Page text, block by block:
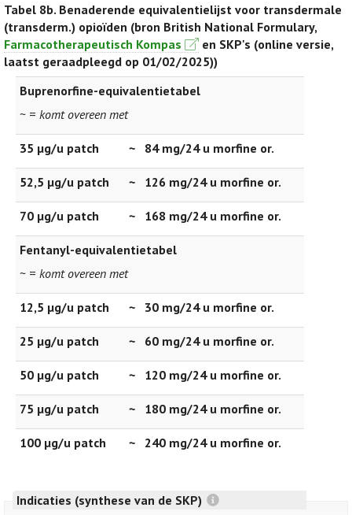
Tabel 8b. Benaderende equivalentielijst voor transdermale
(transderm.) opioïden (bron British National Formulary,
Farmacotherapeutisch Kompas
en SKP's (online versie,
laatst geraadpleegd op 01/02/2025))
Buprenorfine-equivalentietabel
~ = komt overeen met
35 µg/u patch ~ 84 mg/24 u morfine or.
52,5 µg/u patch ~ 126 mg/24 u morfine or.
70 µg/u patch ~ 168 mg/24 u morfine or.
Fentanyl-equivalentietabel
~ = komt overeen met
12,5 µg/u patch ~ 30 mg/24 u morfine or.
25 µg/u patch ~ 60 mg/24 u morfine or.
50 µg/u patch ~ 120 mg/24 u morfine or.
75 µg/u patch ~ 180 mg/24 u morfine or.
100 µg/u patch ~ 240 mg/24 u morfine or.
Indicaties (synthese van de SKP)